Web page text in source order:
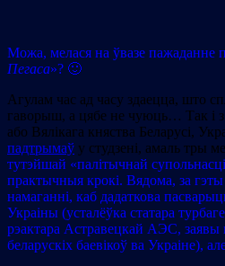
Можа, мелася на ўвазе пажаданне
Пегаса»? 🙂
Агулам час ад часу здаецца, што
гаворыш, а цябе не чуюць… Так і
або Вялікага княства Беларусі,
падтрымаў у студзені, амаль тры
тутэйшай «палітычнай
практычныя крокі. Вядома, за
намаганні, каб дадаткова
Украіны (усталёўка статара
рэактара Астравецкай АЭС, заявы
беларускіх баевікоў ва Украіне),